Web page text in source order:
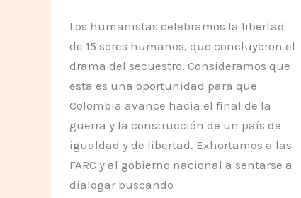
Los humanistas celebramos la libertad
de 15 seres humanos, que concluyeron el
drama del secuestro. Consideramos que
esta es una oportunidad para que
Colombia avance hacia el final de la
guerra y la construcción de un país de
igualdad y de libertad. Exhortamos a las
FARC y al gobierno nacional a sentarse a
dialogar buscando